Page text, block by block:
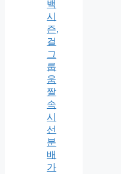
백
시
즌,
걸
그
룹
움
짤
속
시
선
분
배
가